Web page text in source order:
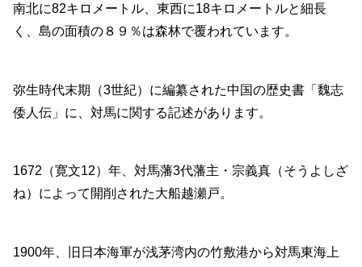
南北に82キロメートル、東西に18キロメートルと細長
く、島の面積の８９％は森林で覆われています。
弥生時代末期（3世紀）に編纂された中国の歴史書「魏志
倭人伝」に、対馬に関する記述があります。
1672（寛文12）年、対馬藩3代藩主・宗義真（そうよしざ
ね）によって開削された大船越瀬戸。
1900年、旧日本海軍が浅茅湾内の竹敷港から対馬東海上